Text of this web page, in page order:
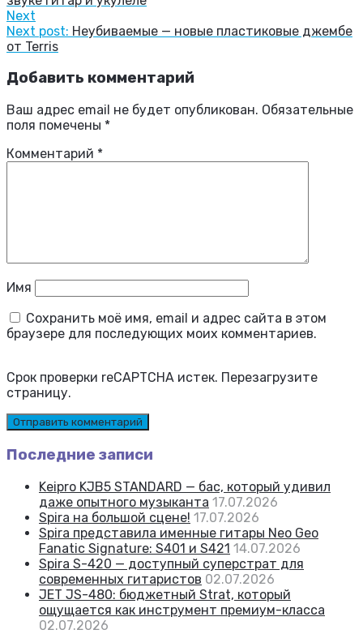
Next
Next post: Неубиваемые — новые пластиковые джембе
от Terris
Добавить комментарий
Ваш адрес email не будет опубликован. Обязательные
поля помечены *
Комментарий *
Имя
Сохранить моё имя, email и адрес сайта в этом
браузере для последующих моих комментариев.
Срок проверки reCAPTCHA истек. Перезагрузите
страницу.
Последние записи
Keipro KJB5 STANDARD — бас, который удивил
даже опытного музыканта 17.07.2026
Spira на большой сцене! 17.07.2026
Spira представила именные гитары Neo Geo
Fanatic Signature: S401 и S421 14.07.2026
Spira S-420 — доступный суперстрат для
современных гитаристов 02.07.2026
JET JS-480: бюджетный Strat, который
ощущается как инструмент премиум-класса
02.07.2026